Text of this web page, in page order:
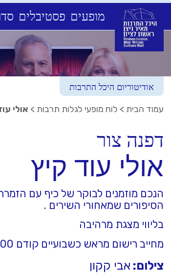
מופעים פסטיבלים
אודיטוריום היכל התרבות
עמוד הבית > לוח מופעי לגלות תרבות > אולי
דפנה צור
אולי עוד קיץ
הנכם מוזמנים לבוקר של כיף עם
הסיפורים שמאחורי השירים .
בליווי מצגת מרהיבה
מחייב רישום מראש כשבועיים קודם 039537000
צילום: אבי קקון